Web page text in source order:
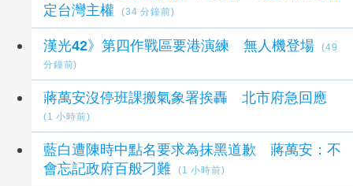
定台灣主權
(34 分鐘前)
漢光42》第四作戰區要港演練 無人機登場
(49
分鐘前)
蔣萬安沒停班課搬氣象署挨轟 北市府急回應
(1 小時前)
藍白遭陳時中點名要求為抹黑道歉 蔣萬安：不
會忘記政府百般刁難
(1 小時前)